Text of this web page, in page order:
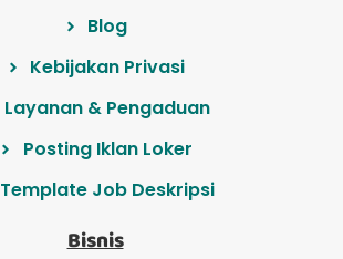
Blog
Kebijakan Privasi
Layanan & Pengaduan
Posting Iklan Loker
Template Job Deskripsi
Bisnis